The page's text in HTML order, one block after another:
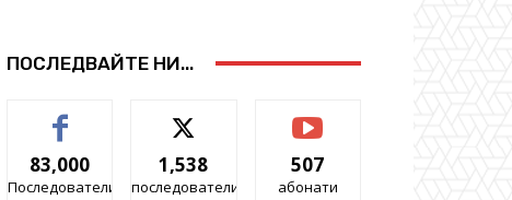
ПОСЛЕДВАЙТЕ НИ...
83,000
Последователи
1,538
последователи
507
абонати